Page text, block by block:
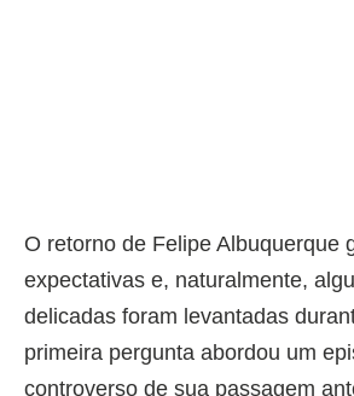
O retorno de Felipe Albuquerque
expectativas e, naturalmente,
delicadas foram levantadas
primeira pergunta abordou um
controverso de sua passagem